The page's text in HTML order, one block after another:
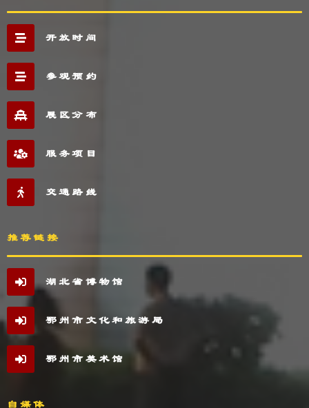
开放时间
参观预约
展区分布
服务项目
交通路线
推荐链接
湖北省博物馆
鄂州市文化和旅游局
鄂州市美术馆
自媒体